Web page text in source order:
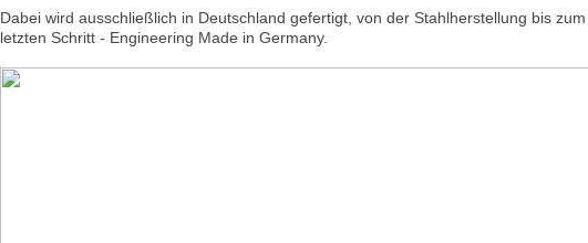
Dabei wird ausschließlich in Deutschland gefertigt, von der Stahlherstellung bis zum
letzten Schritt - Engineering Made in Germany.